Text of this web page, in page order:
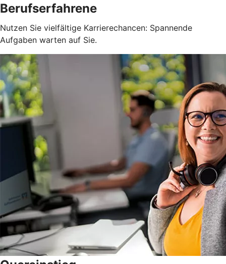
Berufserfahrene
Nutzen Sie vielfältige Karrierechancen: Spannende
Aufgaben warten auf Sie.